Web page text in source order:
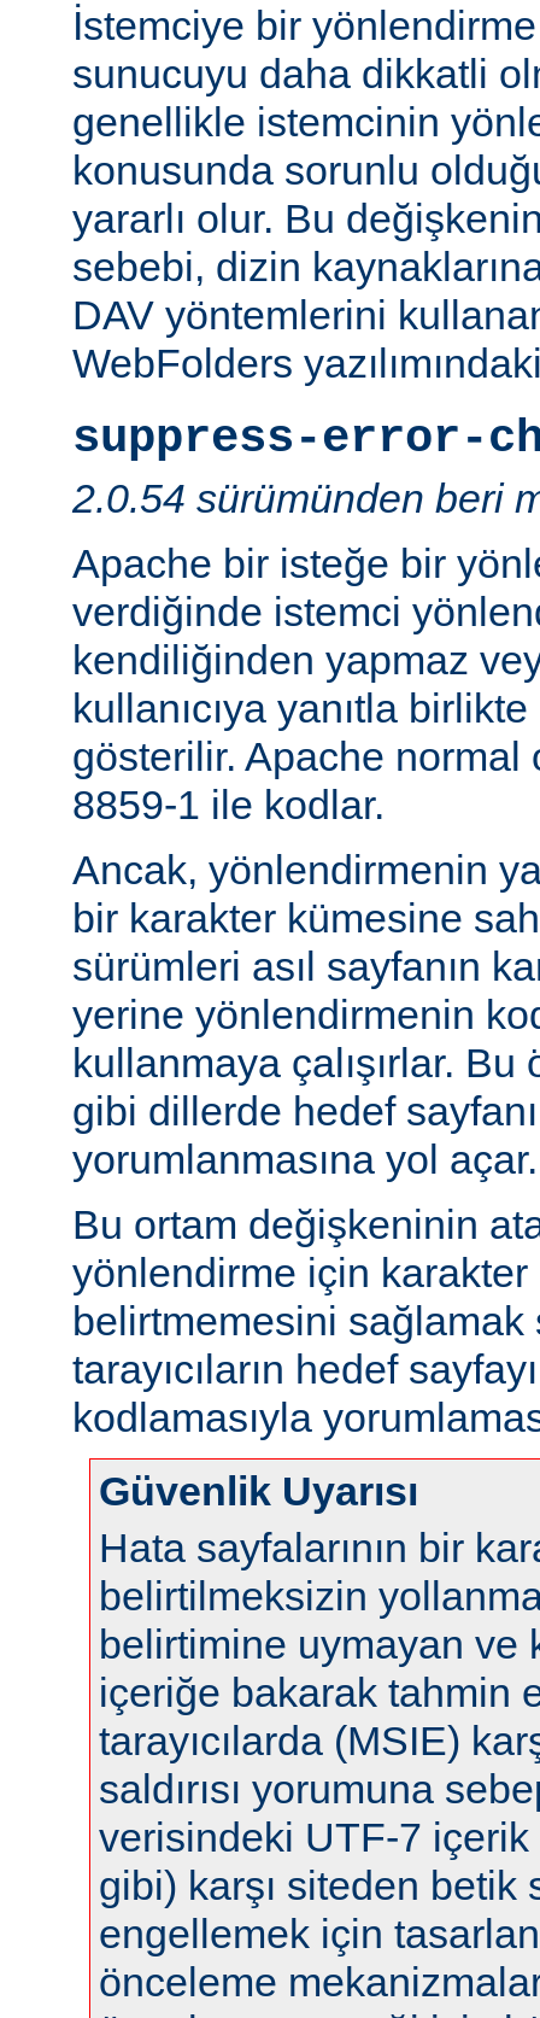
İstemciye bir
sunucuyu daha dikkatli
genellikle istemcinin
konusunda sorunlu
yararlı olur. Bu
sebebi, dizin
DAV yöntemlerini
WebFolders
suppress-error-
2.0.54 sürümünden beri
Apache bir isteğe bir
verdiğinde istemci
kendiliğinden yapmaz
kullanıcıya yanıtla
gösterilir. Apache normal
8859-1 ile kodlar.
Ancak, yönlendirmenin
bir karakter kümesine
sürümleri asıl sayfanın
yerine yönlendirmenin
kullanmaya çalışırlar.
gibi dillerde hedef
yorumlanmasına yol açar.
Bu ortam değişkeninin
yönlendirme için karakter
belirtmemesini sağlamak
tarayıcıların hedef
kodlamasıyla
Güvenlik Uyarısı
Hata sayfalarının bir
belirtilmeksizin
belirtimine uymayan ve
içeriğe bakarak tahmin
tarayıcılarda (MSIE)
saldırısı yorumuna
verisindeki UTF-7
gibi) karşı siteden betik
engellemek için
önceleme